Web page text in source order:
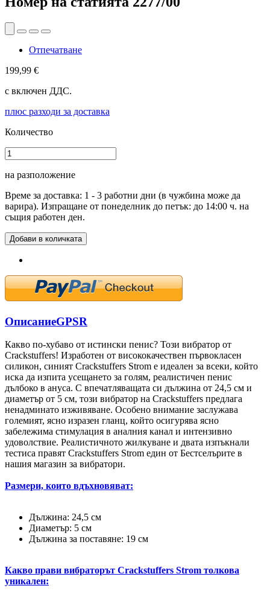
Отпечатване
199,99 €
с включен ДДС.
плюс разходи за доставка
Количество
на разположение
Време за доставка: 1 - 3 работни дни (в чужбина може да
варира). Изпращане от понеделник до петък: до 14:00 ч. на
същия работен ден.
Добави в количката
ОписаниеGPSR
Какво по-хубаво от истински пенис? Този вибратор от
Crackstuffers! Изработен от висококачествен първокласен
силикон, синият Crackstuffers Strom е идеален за всеки, който
иска да изпита усещането за голям, реалистичен пенис
дълбоко в ануса. С впечатляващата си дължина от 24,5 см и
диаметър от 5 см, този вибратор на Crackstuffers предлага
ненадминато изживяване. Особено внимание заслужава
големият, ясно изразен гланц, който осигурява ясно
забележима стимулация в аналния канал и интензивно
удоволствие. Реалистичното жилкуване и двата изпъкнали
тестиса правят Crackstuffers Strom един от Бестселърите в
нашия магазин за вибратори.
Размери, които вдъхновяват:
Дължина: 24,5 см
Диаметър: 5 см
Дължина за поставяне: 19 см
Какво прави вибраторът Crackstuffers Strom толкова
уникален: